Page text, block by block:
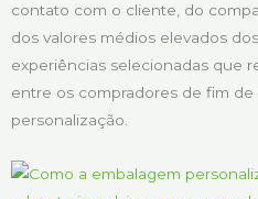
contato com o cliente, do
dos valores médios elevados
experiências selecionadas que
entre os compradores de fim
personalização.